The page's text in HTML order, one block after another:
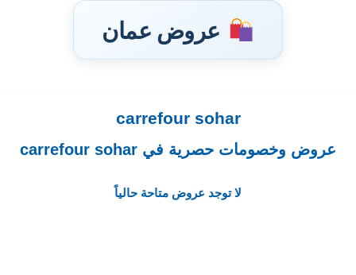
عروض عمان
إلى
carrefour sohar
عروض وخصومات حصرية في carrefour sohar
لا توجد عروض متاحة حالياً